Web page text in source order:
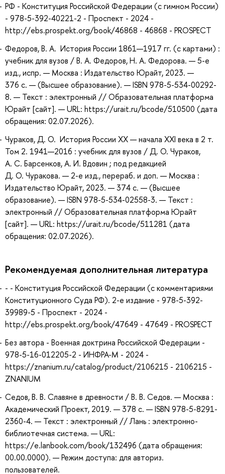
РФ - Конституция Российской Федерации (с гимном России)
- 978-5-392-40221-2 - Проспект - 2024 -
http://ebs.prospekt.org/book/46868 - 46868 - PROSPECT
Федоров, В. А. История России 1861—1917 гг. (с картами) :
учебник для вузов / В. А. Федоров, Н. А. Федорова. — 5-е
изд., испр. — Москва : Издательство Юрайт, 2023. —
376 с. — (Высшее образование). — ISBN 978-5-534-00292-
8. — Текст : электронный // Образовательная платформа
Юрайт [сайт]. — URL: https://urait.ru/bcode/510500 (дата
обращения: 02.07.2026).
Чураков, Д. О. История России XX — начала XXI века в 2 т.
Том 2. 1941—2016 : учебник для вузов / Д. О. Чураков,
А. С. Барсенков, А. И. Вдовин ; под редакцией
Д. О. Чуракова. — 2-е изд., перераб. и доп. — Москва :
Издательство Юрайт, 2023. — 374 с. — (Высшее
образование). — ISBN 978-5-534-02558-3. — Текст :
электронный // Образовательная платформа Юрайт
[сайт]. — URL: https://urait.ru/bcode/511281 (дата
обращения: 02.07.2026).
Рекомендуемая дополнительная литература
- - Конституция Российской Федерации (c комментариями
Конституционного Суда РФ). 2-е издание - 978-5-392-
39989-5 - Проспект - 2024 -
http://ebs.prospekt.org/book/47649 - 47649 - PROSPECT
Без автора - Военная доктрина Российской Федерации -
978-5-16-012205-2 - ИНФРА-М - 2024 -
https://znanium.ru/catalog/product/2106215 - 2106215 -
ZNANIUM
Седов, В. В. Славяне в древности / В. В. Седов. — Москва :
Академический Проект, 2019. — 378 с. — ISBN 978-5-8291-
2360-4. — Текст : электронный // Лань : электронно-
библиотечная система. — URL:
https://e.lanbook.com/book/132496 (дата обращения:
00.00.0000). — Режим доступа: для авториз.
пользователей.